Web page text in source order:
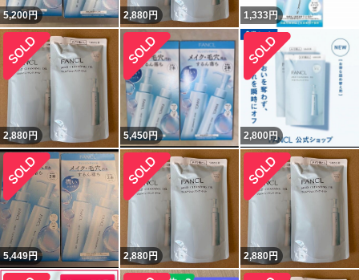
5,200円 2,880円 1,333円
2,880円 5,450円 2,800 円
5,449円 2,880円 2,880円